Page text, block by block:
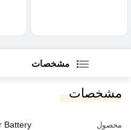
مشخصات
مشخصات
محصول Battery